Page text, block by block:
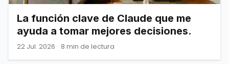
La función clave de Claude que me
ayuda a tomar mejores decisiones.
22 Jul. 2026 · 8 min de lectura